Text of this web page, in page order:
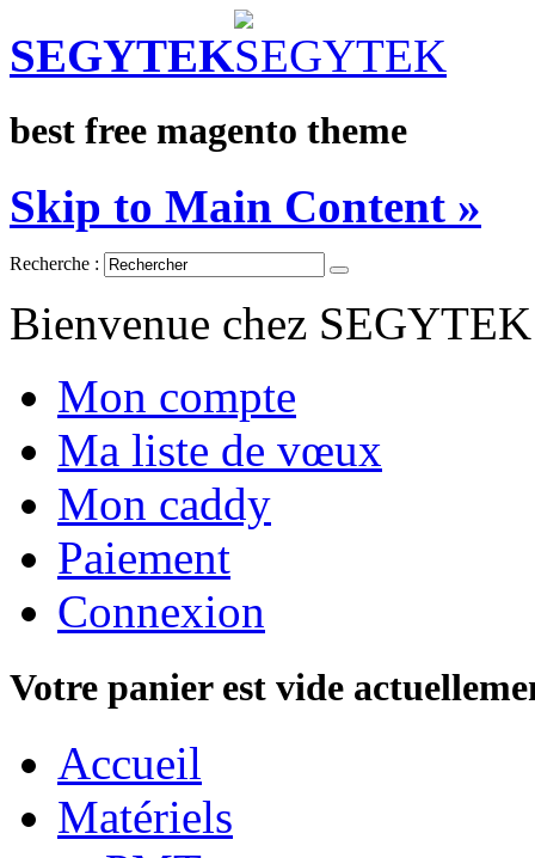
SEGYTEK
best free magento theme
Skip to Main Content »
Recherche :
Bienvenue chez
Mon compte
Ma liste de vœux
Mon caddy
Paiement
Connexion
Votre panier est vide
Accueil
Matériels